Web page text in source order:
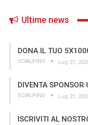
Ultime news
DONA IL TUO
SCIALPINO Lug 21,
DIVENTA SPONSOR
SCIALPINO Lug 21,
ISCRIVITI AL